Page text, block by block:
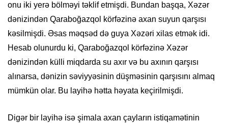
onu iki yerə bölməyi təklif etmişdi. Bundan başqa, Xəzər
dənizindən Qaraboğazqol körfəzinə axan suyun qarşısı
kəsilmişdi. Əsas məqsəd də guya Xəzəri xilas etmək idi.
Hesab olunurdu ki, Qaraboğazqol körfəzinə Xəzər
dənizindən külli miqdarda su axır və bu axının qarşısı
alınarsa, dənizin səviyyəsinin düşməsinin qarşısını almaq
mümkün olar. Bu layihə hətta həyata keçirilmişdi.
Digər bir layihə isə şimala axan çayların istiqamətinin